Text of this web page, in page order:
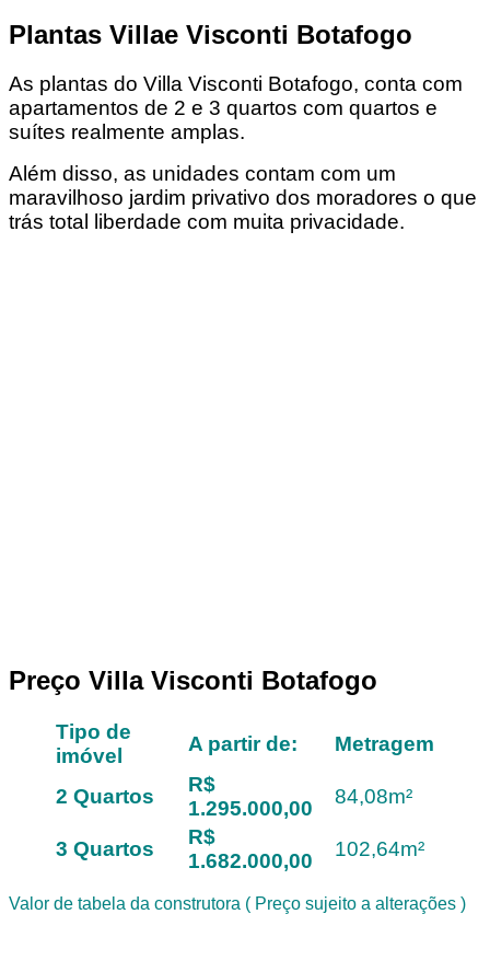
Plantas Villae Visconti Botafogo
As plantas do Villa Visconti Botafogo, conta com
apartamentos de 2 e 3 quartos com quartos e
suítes realmente amplas.
Além disso, as unidades contam com um
maravilhoso jardim privativo dos moradores o que
trás total liberdade com muita privacidade.
Preço Villa Visconti Botafogo
Tipo de
imóvel
A partir de: Metragem
2 Quartos
R$
1.295.000,00
84,08m²
3 Quartos
R$
1.682.000,00
102,64m²
Valor de tabela da construtora ( Preço sujeito a alterações )